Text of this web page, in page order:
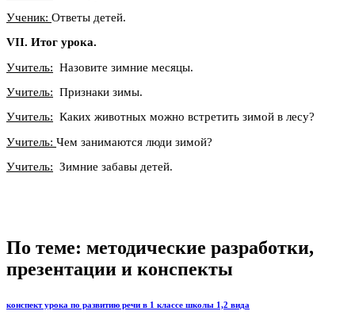
Ученик: Ответы детей.
VII. Итог урока.
Учитель: Назовите зимние месяцы.
Учитель: Признаки зимы.
Учитель: Каких животных можно встретить зимой в лесу?
Учитель: Чем занимаются люди зимой?
Учитель: Зимние забавы детей.
По теме: методические разработки,
презентации и конспекты
конспект урока по развитию речи в 1 классе школы 1,2 вида